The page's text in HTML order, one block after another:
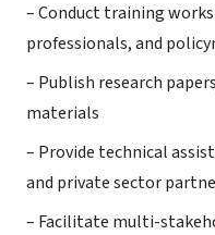
– Conduct training
professionals, and
– Publish research
materials
– Provide technical
and private sector
– Facilitate multi-